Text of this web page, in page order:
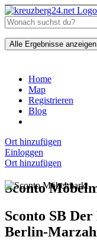
Alle Ergebnisse anzeigen
Home
Map
Registrieren
Blog
Ort hinzufügen
Einloggen
Ort hinzufügen
Sconto
Sconto SB
Berlin-